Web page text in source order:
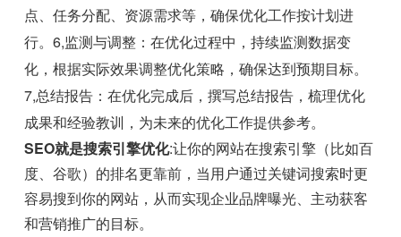
点、任务分配、资源需求等，确保优化工作按计划进
行。6,监测与调整：在优化过程中，持续监测数据变
化，根据实际效果调整优化策略，确保达到预期目标。
7,总结报告：在优化完成后，撰写总结报告，梳理优化
成果和经验教训，为未来的优化工作提供参考。
SEO就是搜索引擎优化:让你的网站在搜索引擎（比如百
度、谷歌）的排名更靠前，当用户通过关键词搜索时更
容易搜到你的网站，从而实现企业品牌曝光、主动获客
和营销推广的目标。